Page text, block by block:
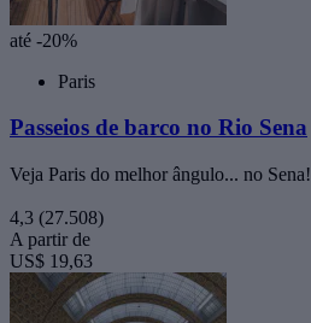
até -20%
Paris
Passeios de barco no Rio Sena
Veja Paris do melhor ângulo... no Sena!
4,3 (27.508)
A partir de
US$ 19,63